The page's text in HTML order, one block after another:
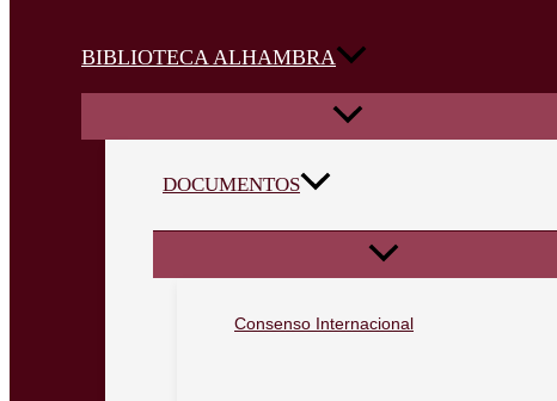
BIBLIOTECA ALHAMBRA
DOCUMENTOS
Consenso Internacional